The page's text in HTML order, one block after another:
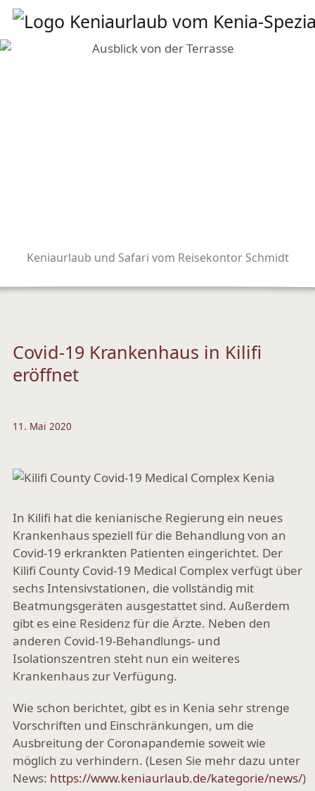
Keniaurlaub und Safari vom Reisekontor Schmidt
Covid-19 Krankenhaus in Kilifi
eröffnet
11. Mai 2020
In Kilifi hat die kenianische Regierung ein neues
Krankenhaus speziell für die Behandlung von an
Covid-19 erkrankten Patienten eingerichtet. Der
Kilifi County Covid-19 Medical Complex verfügt über
sechs Intensivstationen, die vollständig mit
Beatmungsgeräten ausgestattet sind. Außerdem
gibt es eine Residenz für die Ärzte. Neben den
anderen Covid-19-Behandlungs- und
Isolationszentren steht nun ein weiteres
Krankenhaus zur Verfügung.
Wie schon berichtet, gibt es in Kenia sehr strenge
Vorschriften und Einschränkungen, um die
Ausbreitung der Coronapandemie soweit wie
möglich zu verhindern. (Lesen Sie mehr dazu unter
News: https://www.keniaurlaub.de/kategorie/news/)